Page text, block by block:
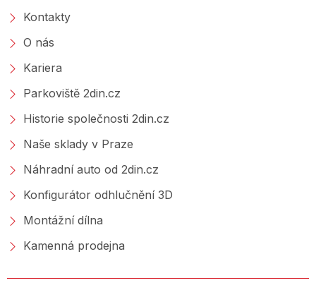
Kontakty
O nás
Kariera
Parkoviště 2din.cz
Historie společnosti 2din.cz
Naše sklady v Praze
Náhradní auto od 2din.cz
Konfigurátor odhlučnění 3D
Montážní dílna
Kamenná prodejna